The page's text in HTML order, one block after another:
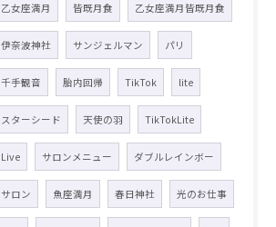
乙女座満月 皆既月食 乙女座満月皆既月食
伊奈波神社 サンジェルマン パリ
千手観音 胎内回帰 TikTok lite
スターシード 天使の羽 TikTokLite
Live サロンメニュー ダブルレインボー
サロン 魚座満月 春日神社 光のお仕事